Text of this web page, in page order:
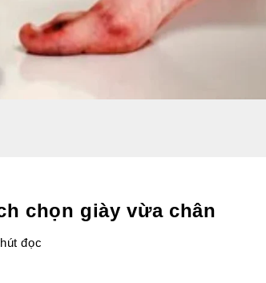
chọn giày vừa chân
đọc